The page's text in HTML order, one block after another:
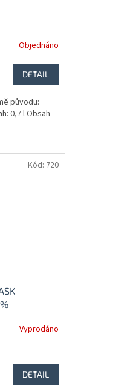
Objednáno
DETAIL
původu:
0,7 l Obsah
Vyprodáno
DETAIL
Kód: 720